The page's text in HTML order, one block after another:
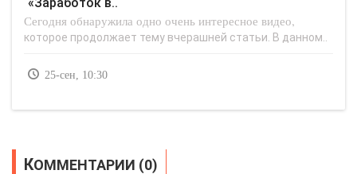
Сегодня обнаружила одно очень интересное видео,
которое продолжает тему вчерашней статьи. В данном..
25-сен, 10:30
КОММЕНТАРИИ (0)